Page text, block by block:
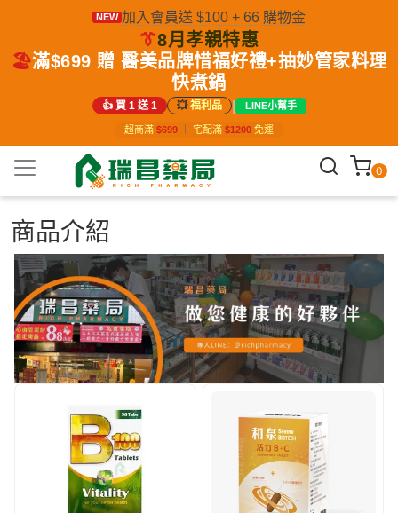
NEW 加入會員送 $100 + 66 購物金
👔8月孝親特惠
🏖️滿$699 贈 醫美品牌惜福好禮+抽妙管家料理
快煮鍋
👍 買 1 送 1 💥福利品 | LINE小幫手
超商滿 $699 宅配滿 $1200 免運
0
商品介紹